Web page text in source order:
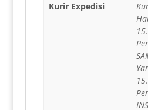
Kurir Expedisi